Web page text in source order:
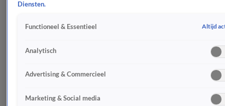
Diensten.
Functioneel & Essentieel Altijd
Analytisch
Advertising & Commercieel
Marketing & Social media